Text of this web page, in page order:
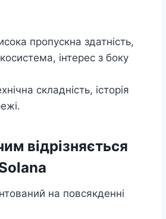
пропускна здатність,
інтерес з боку
складність, історія
відрізняється
на повсякденні